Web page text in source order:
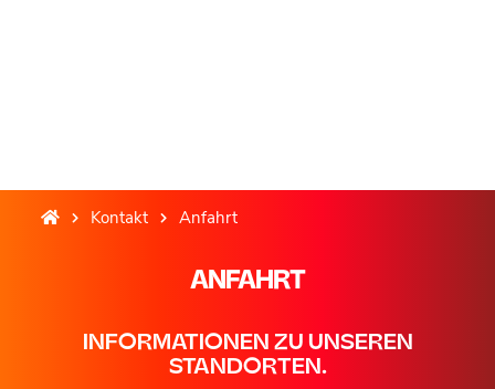
Kontakt Anfahrt
ANFAHRT
INFORMATIONEN ZU UNSEREN
STANDORTEN.